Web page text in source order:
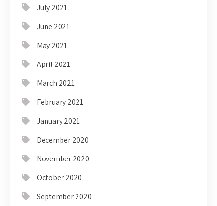
July 2021
June 2021
May 2021
April 2021
March 2021
February 2021
January 2021
December 2020
November 2020
October 2020
September 2020